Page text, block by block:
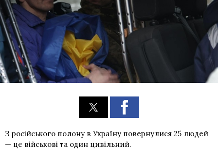
З російського полону в Україну повернулися 25 людей
— це військові та один цивільний.